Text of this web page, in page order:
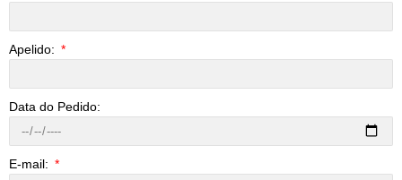
Apelido:
Data do Pedido:
E-mail: